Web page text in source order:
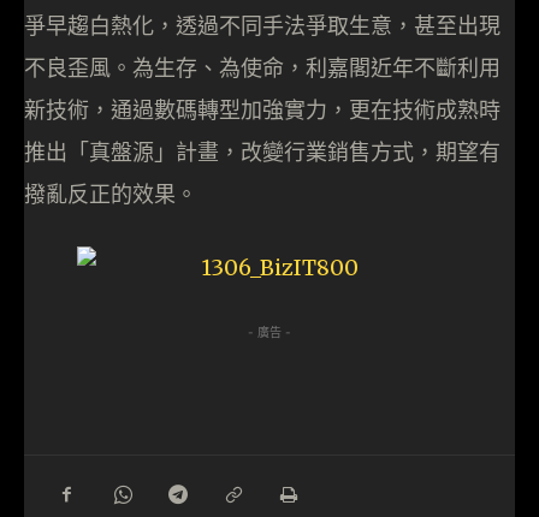
爭早趨白熱化，透過不同手法爭取生意，甚至出現
不良歪風。為生存、為使命，利嘉閣近年不斷利用
新技術，通過數碼轉型加強實力，更在技術成熟時
推出「真盤源」計畫，改變行業銷售方式，期望有
撥亂反正的效果。
- 廣告 -